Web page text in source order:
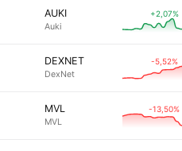
AUKI
Auki
+2,07%
DEXNET
DexNet
-5,52%
MVL
MVL
-13,50%